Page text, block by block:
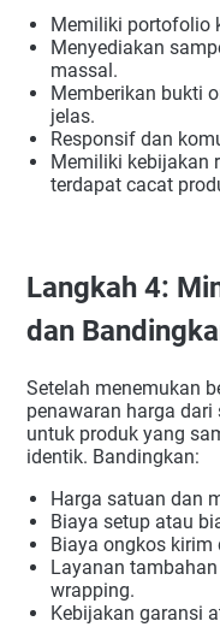
Memiliki portofolio
Menyediakan
massal.
Memberikan bukti
jelas.
Responsif dan
Memiliki kebijakan
terdapat cacat
Langkah 4:
dan
Setelah menemukan
penawaran harga
untuk produk yang
identik. Bandingkan:
Harga satuan dan
Biaya setup atau
Biaya ongkos
Layanan
wrapping.
Kebijakan garansi